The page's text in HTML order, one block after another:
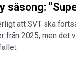
säsong:
att SVT ska
från 2025, men det